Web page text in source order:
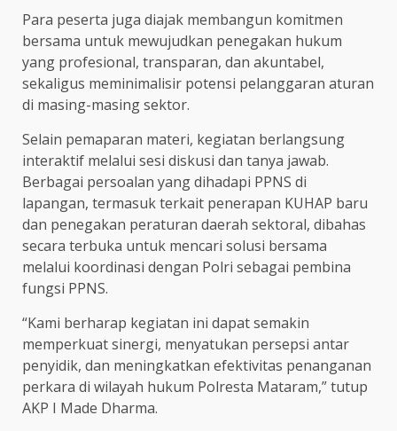
Para peserta juga diajak membangun komitmen
bersama untuk mewujudkan penegakan hukum
yang profesional, transparan, dan akuntabel,
sekaligus meminimalisir potensi pelanggaran aturan
di masing-masing sektor.
Selain pemaparan materi, kegiatan berlangsung
interaktif melalui sesi diskusi dan tanya jawab.
Berbagai persoalan yang dihadapi PPNS di
lapangan, termasuk terkait penerapan KUHAP baru
dan penegakan peraturan daerah sektoral, dibahas
secara terbuka untuk mencari solusi bersama
melalui koordinasi dengan Polri sebagai pembina
fungsi PPNS.
“Kami berharap kegiatan ini dapat semakin
memperkuat sinergi, menyatukan persepsi antar
penyidik, dan meningkatkan efektivitas penanganan
perkara di wilayah hukum Polresta Mataram,” tutup
AKP I Made Dharma.